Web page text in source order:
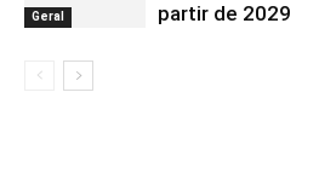
Geral
partir de 2029